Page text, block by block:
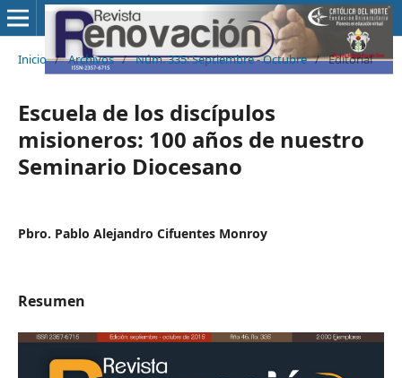
Inicio / Archivos / Núm. 335: Septiembre - Octubre / Editorial
Escuela de los discípulos
misioneros: 100 años de nuestro
Seminario Diocesano
Pbro. Pablo Alejandro Cifuentes Monroy
Resumen